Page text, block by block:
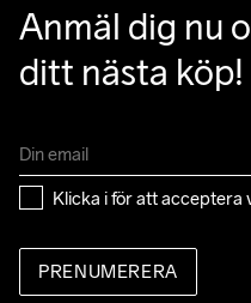
Anmäl dig nu
ditt nästa köp!
Klicka i för att acceptera
PRENUMERERA